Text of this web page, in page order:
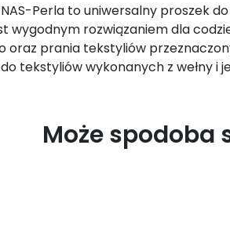
Perla to uniwersalny proszek
wygodnym rozwiązaniem dla
oraz prania tekstyliów
tekstyliów wykonanych z wełny i
Może spodoba